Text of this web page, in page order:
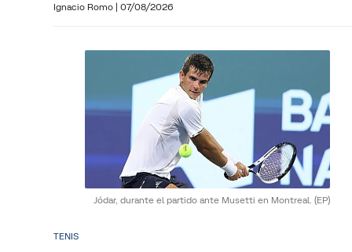
Ignacio Romo | 07/08/2026
Jódar, durante el partido ante Musetti en Montreal. (EP)
TENIS